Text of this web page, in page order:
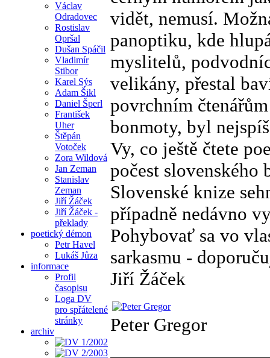
Václav
Odradovec
Rostislav
Opršal
Dušan Spáčil
Vladimír
Stibor
Karel Sýs
Adam Šikl
Daniel Šperl
František
Uher
Štěpán
Votoček
Zora Wildová
Jan Zeman
Stanislav
Zeman
Jiří Žáček
Jiří Žáček -
překlady
poetický démon
Petr Havel
Lukáš Jůza
informace
Profil
časopisu
Loga DV
pro spřátelené
stránky
archiv
vidět, nemusí.
panoptiku, kde
myslitelů,
velikány, přestal
povrchním
bonmoty, byl
Vy, co ještě čtete
počest slovenského
Slovenské knize
případně nedávno
Pohybovať sa vo
sarkasmu -
Jiří Žáček
Peter Gregor